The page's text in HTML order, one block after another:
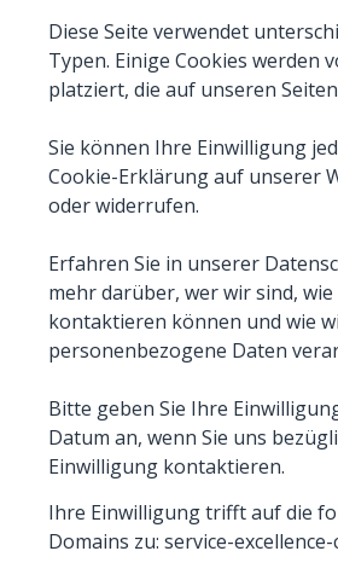
Diese Seite verwendet
Typen. Einige Cookies werden
platziert, die auf unseren
Sie können Ihre Einwilligung
Cookie-Erklärung auf unserer
oder widerrufen.
Erfahren Sie in unserer
mehr darüber, wer wir sind, wie
kontaktieren können und wie
personenbezogene Daten
Bitte geben Sie Ihre
Datum an, wenn Sie uns
Einwilligung kontaktieren.
Ihre Einwilligung trifft auf die
Domains zu: service-